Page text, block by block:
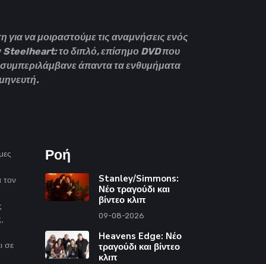
να μοιραστούμε τις αναμνήσεις ενός
το διπλό, επίσημο DVD που
άπαντα τα ενθυμήματα
τον
σε
Ροή
Stanley/Simmons:
Νέο τραγούδι και
βίντεο κλιπ
09-08-2026
Heavens Edge: Νέο
τραγούδι και βίντεο
κλιπ